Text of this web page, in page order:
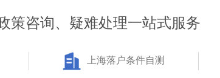
策咨询、疑难处理一站式服务
上海落户条件自测